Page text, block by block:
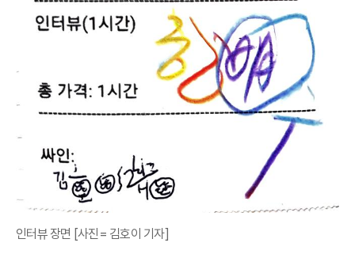
인터뷰 장면 [사진= 김호이 기자]